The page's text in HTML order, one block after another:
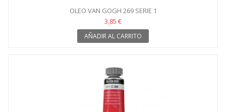
OLEO VAN GOGH 269 SERIE 1
3,85 €
AÑADIR AL CARRITO